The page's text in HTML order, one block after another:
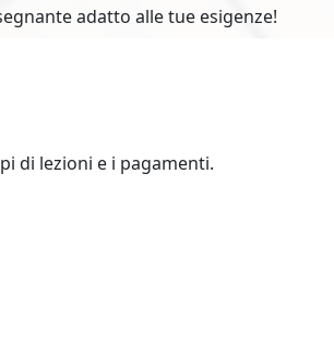
adatto alle tue esigenze!
di lezioni e i pagamenti.